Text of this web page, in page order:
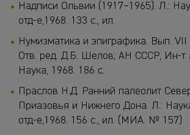
Надписи Ольвии (1917–1965). Л.:
отд-е,1968. 133 с., ил.
Нумизматика и эпиграфика. Вып.
Отв. ред. Д.Б. Шелов; АН СССР, Ин-т
Наука, 1968. 186 с.
Праслов Н.Д. Ранний палеолит
Приазовья и Нижнего Дона. Л.:
отд-е,1968. 156 с., ил. (МИА. № 157)